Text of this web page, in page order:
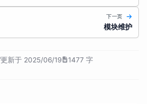
下一页
模块维护
更新于 2025/06/19
1477 字